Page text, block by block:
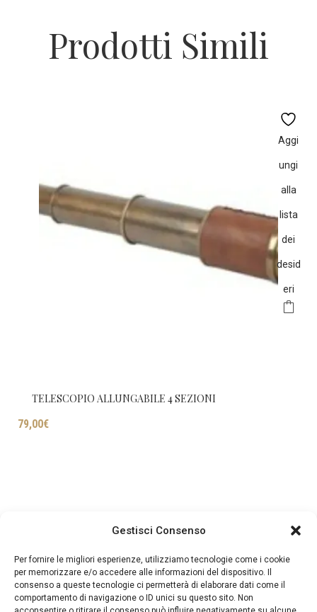
Gestisci Consenso
Per fornire le migliori esperienze, utilizziamo tecnologie come i cookie
per memorizzare e/o accedere alle informazioni del dispositivo. Il
consenso a queste tecnologie ci permetterà di elaborare dati come il
comportamento di navigazione o ID unici su questo sito. Non
Prodotti Simili
Aggi
ungi
alla
lista
dei
desid
eri
TELESCOPIO ALLUNGABILE 4 SEZIONI
79,00€